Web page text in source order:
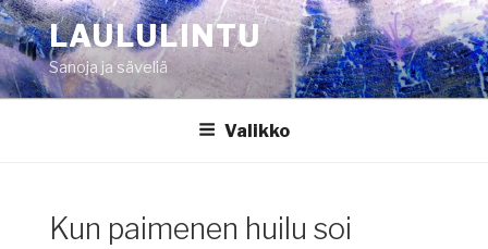
Siirry
sisältöönLAULULINTU
Sanoja ja säveliä
Valikko
Kun paimenen huilu soi